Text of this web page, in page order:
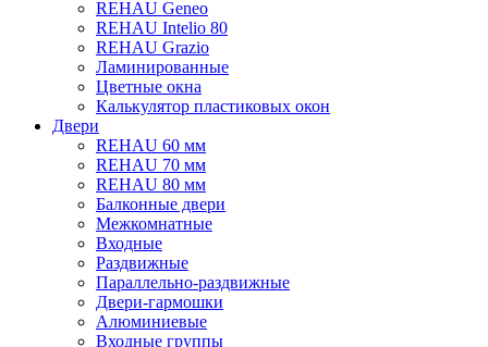
REHAU Geneo
REHAU Intelio 80
REHAU Grazio
Ламинированные
Цветные окна
Калькулятор пластиковых окон
Двери
REHAU 60 мм
REHAU 70 мм
REHAU 80 мм
Балконные двери
Межкомнатные
Входные
Раздвижные
Параллельно-раздвижные
Двери-гармошки
Алюминиевые
Входные группы